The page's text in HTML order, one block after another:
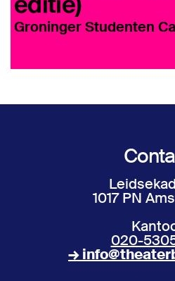
Groninger Studenten
1017 PN
020-
→